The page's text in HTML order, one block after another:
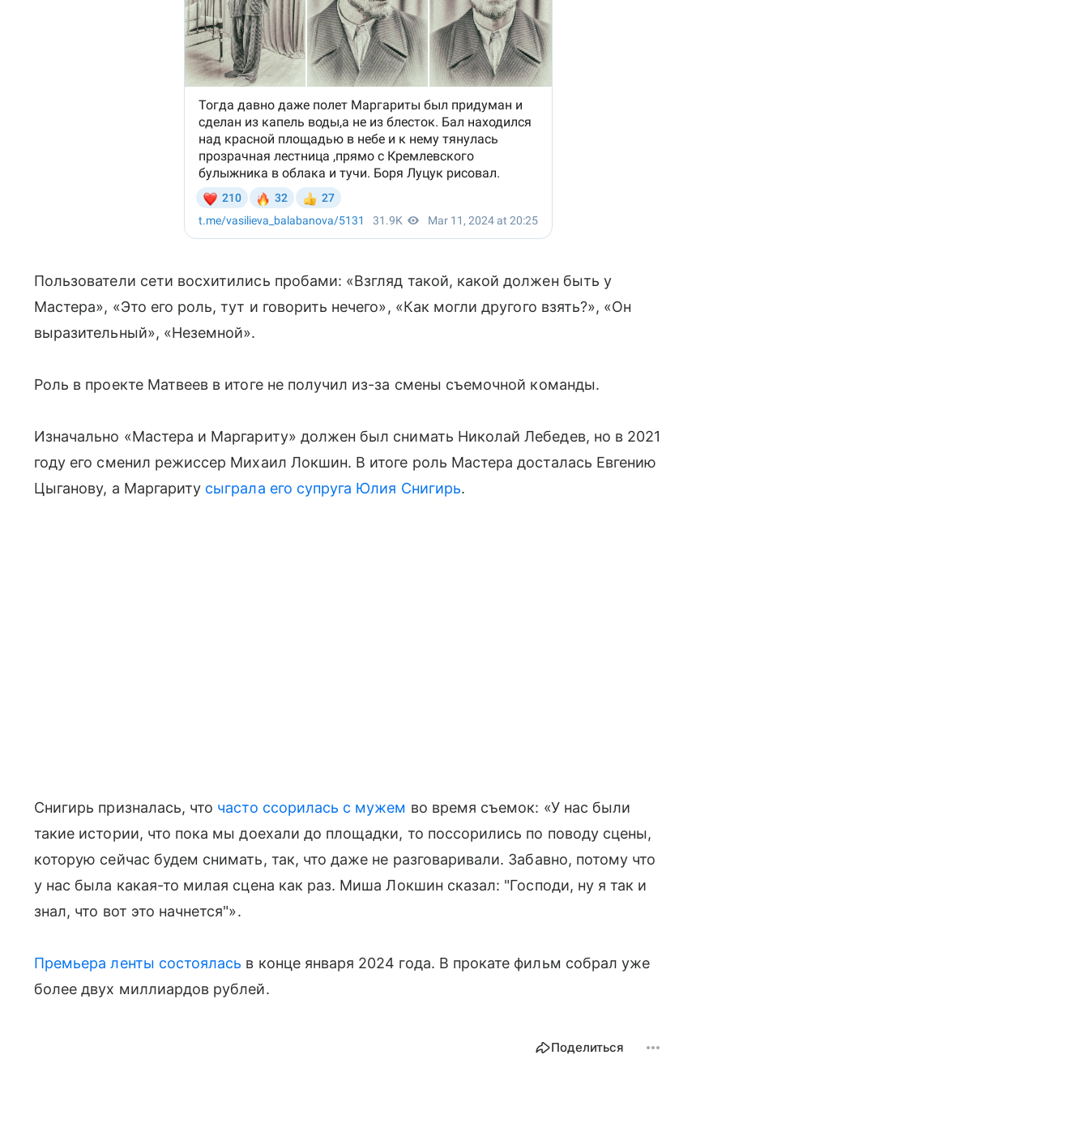
Пользователи сети восхитились пробами: «Взгляд такой, какой должен быть у
Мастера», «Это его роль, тут и говорить нечего», «Как могли другого взять?», «Он
выразительный», «Неземной».
Роль в проекте Матвеев в итоге не получил из-за смены съемочной команды.
Изначально «Мастера и Маргариту» должен был снимать Николай Лебедев, но в 2021
году его сменил режиссер Михаил Локшин. В итоге роль Мастера досталась Евгению
Цыганову, а Маргариту сыграла его супруга Юлия Снигирь.
Снигирь призналась, что часто ссорилась с мужем во время съемок: «У нас были
такие истории, что пока мы доехали до площадки, то поссорились по поводу сцены,
которую сейчас будем снимать, так, что даже не разговаривали. Забавно, потому что
у нас была какая-то милая сцена как раз. Миша Локшин сказал: "Господи, ну я так и
знал, что вот это начнется"».
Премьера ленты состоялась в конце января 2024 года. В прокате фильм собрал уже
более двух миллиардов рублей.
Поделиться